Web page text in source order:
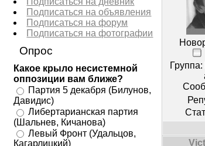
Подписаться на объявления
Подписаться на форум
Подписаться на фотографии
Опрос
Какое крыло несистемной
оппозиции вам ближе?
Партия 5 декабря (Билунов,
Давидис)
Либертарианская партия
(Шальнев, Кичанова)
Левый Фронт (Удальцов,
Кагарлицкий)